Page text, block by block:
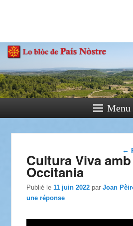
Menu
←
Cultura Viva
Occitania
Publié le11 juin 2022 parJoan
une réponse